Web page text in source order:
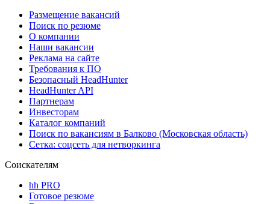
Размещение вакансий
Поиск по резюме
О компании
Наши вакансии
Реклама на сайте
Требования к ПО
Безопасный HeadHunter
HeadHunter API
Партнерам
Инвесторам
Каталог компаний
Поиск по вакансиям в Балково (Московская область)
Сетка: соцсеть для нетворкинга
Соискателям
hh PRO
Готовое резюме